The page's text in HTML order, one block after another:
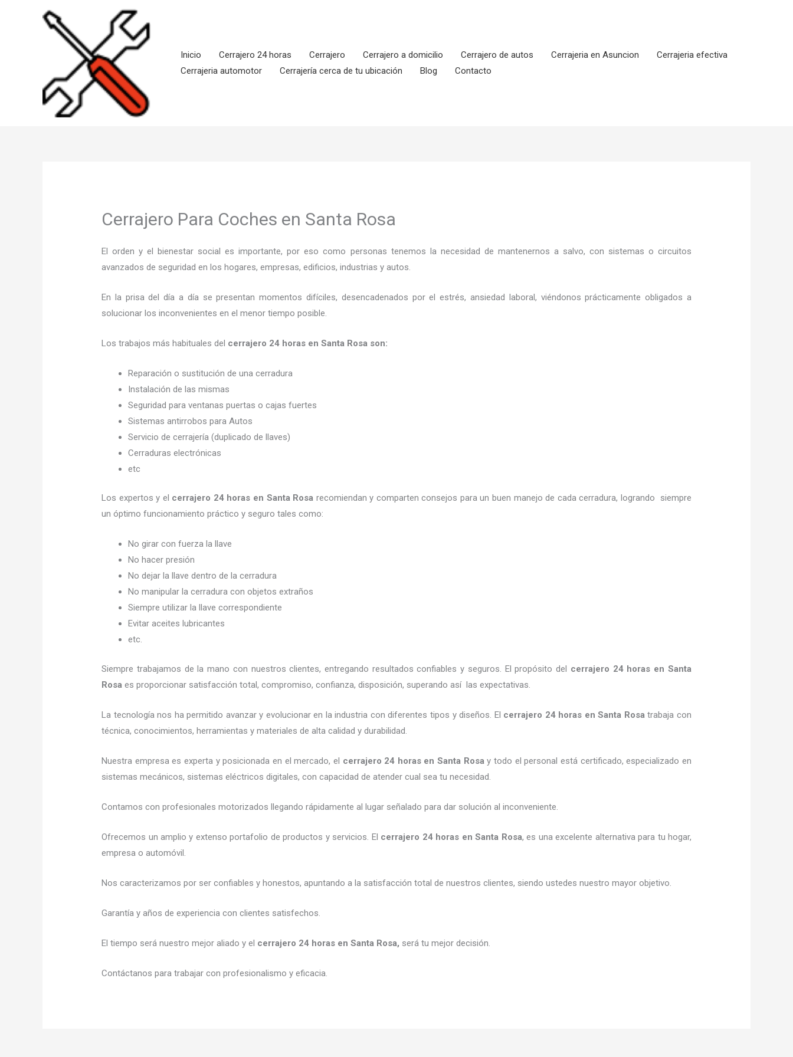
Inicio
Cerrajero 24 horas Cerrajero Cerrajero a domicilio Cerrajero de autos Cerrajeria en Asuncion
Cerrajeria efectiva
Cerrajeria automotor
Cerrajería cerca de tu ubicación Blog Contacto
Cerrajero Para Coches en Santa Rosa
El orden y el bienestar social es importante, por eso como personas tenemos la necesidad de mantenernos a salvo, con sistemas o circuitos
avanzados de seguridad en los hogares, empresas, edificios, industrias y autos.
En la prisa del día a día se presentan momentos difíciles, desencadenados por el estrés, ansiedad laboral, viéndonos prácticamente obligados a
solucionar los inconvenientes en el menor tiempo posible.
Los trabajos más habituales del cerrajero 24 horas en Santa Rosa son:
Reparación o sustitución de una cerradura
Instalación de las mismas
Seguridad para ventanas puertas o cajas fuertes
Sistemas antirrobos para Autos
Servicio de cerrajería (duplicado de llaves)
Cerraduras electrónicas
etc
Los expertos y el cerrajero 24 horas en Santa Rosa recomiendan y comparten consejos para un buen manejo de cada cerradura, logrando siempre
un óptimo funcionamiento práctico y seguro tales como:
No girar con fuerza la llave
No hacer presión
No dejar la llave dentro de la cerradura
No manipular la cerradura con objetos extraños
Siempre utilizar la llave correspondiente
Evitar aceites lubricantes
etc.
Siempre trabajamos de la mano con nuestros clientes, entregando resultados confiables y seguros. El propósito del cerrajero 24 horas en Santa
Rosa es proporcionar satisfacción total, compromiso, confianza, disposición, superando así las expectativas.
La tecnología nos ha permitido avanzar y evolucionar en la industria con diferentes tipos y diseños. El cerrajero 24 horas en Santa Rosa trabaja con
técnica, conocimientos, herramientas y materiales de alta calidad y durabilidad.
Nuestra empresa es experta y posicionada en el mercado, el cerrajero 24 horasen Santa Rosa y todo el personal está certificado, especializado en
sistemas mecánicos, sistemas eléctricos digitales, con capacidad de atender cual sea tu necesidad.
Contamos con profesionales motorizados llegando rápidamente al lugar señalado para dar solución al inconveniente.
Ofrecemos un amplio y extenso portafolio de productos y servicios. El cerrajero 24 horas en Santa Rosa, es una excelente alternativa para tu hogar,
empresa o automóvil.
Nos caracterizamos por ser confiables y honestos, apuntando a la satisfacción total de nuestros clientes, siendo ustedes nuestro mayor objetivo.
Garantía y años de experiencia con clientes satisfechos.
El tiempo será nuestro mejor aliado y el cerrajero 24 horas en Santa Rosa, será tu mejor decisión.
Contáctanos para trabajar con profesionalismo y eficacia.